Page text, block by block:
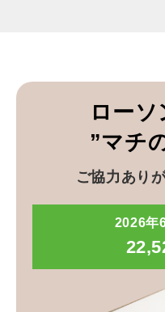
ロー
”マチ
ご協力あり
2026年